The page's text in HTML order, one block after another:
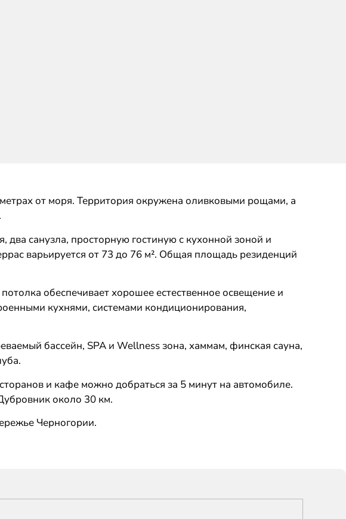
от моря. Территория окружена оливковыми рощами, а
санузла, просторную гостиную с кухонной зоной и
варьируется от 73 до 76 м². Общая площадь резиденций
обеспечивает хорошее естественное освещение и
кухнями, системами кондиционирования,
бассейн, SPA и Wellness зона, хаммам, финская сауна,
и кафе можно добраться за 5 минут на автомобиле.
около 30 км.
Черногории.